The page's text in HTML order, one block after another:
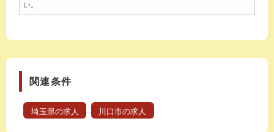
い。
関連条件
埼玉県の求人 川口市の求人